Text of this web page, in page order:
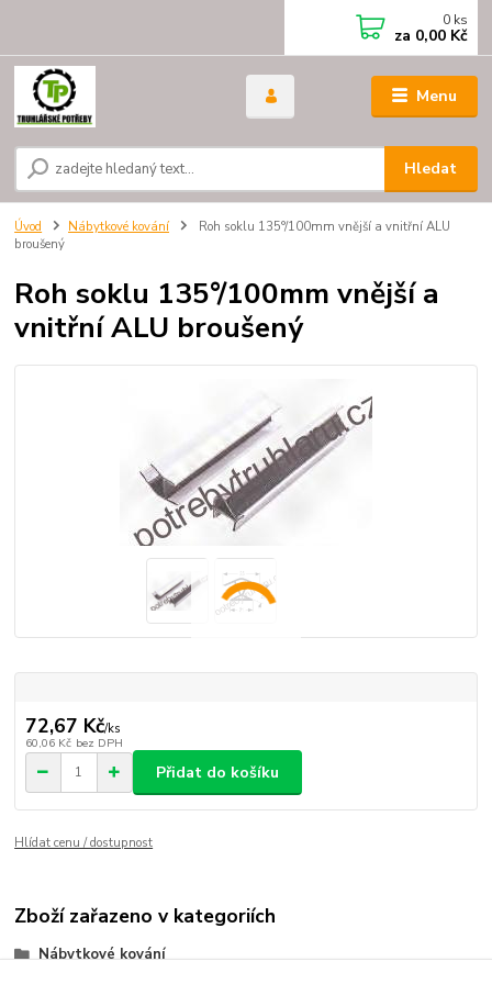
Menu
Hledat
0 ks
za 0,00 Kč
Úvod Nábytkové kování
Roh soklu 135°/100mm vnější a vnitřní ALU
broušený
Roh soklu 135°/100mm vnější a
vnitřní ALU broušený
72,67 Kč/ks
60,06 Kč bez DPH
Přidat do košíku
Hlídat cenu / dostupnost
Zboží zařazeno v kategoriích
Nábytkové kování